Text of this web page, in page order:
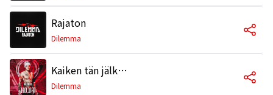
Rajaton
Dilemma
Kaiken tän jälkeen
Dilemma